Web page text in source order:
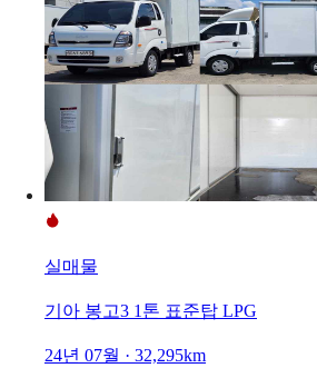
실매물
기아 봉고3 1톤 표준탑 LPG
24년 07월 · 32,295km